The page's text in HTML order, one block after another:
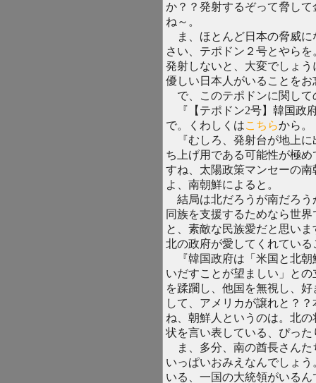
か？？発射するぞって脅し
ね～。
ま、ほとんど日本の脅威に
さい、テポドン２号とやら
発射しないと、大変でしょ
優しい日本人がいることを
で、このテポドンに関して
『【テポドン2号】韓国政
で。くわしくはこちらから。
『むしろ、発射台が地上に
ち上げ用である可能性が極
すね、太陽政策マンセーの
よ、南朝鮮によると。
結局は北だろうが南だろう
同族を支援するためなら世
と、素敵な民族愛だと思い
北の政府が愛してくれてい
『韓国政府は「米国と北朝
いだすことが望ましい」と
を蹂躙し、他国を無視し、
して、アメリカが譲れと？
ね、朝鮮人というのは。北
状を言い表している、ぴっ
ま、多分、南の酋長さんた
いっぱいおみえなんでしょ
いる、一国の大統領がいる